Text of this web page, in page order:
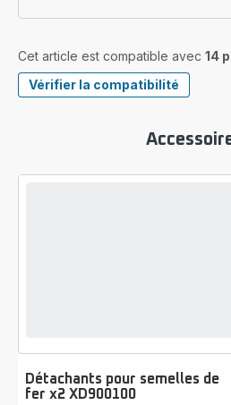
Cet article est compatible avec 14
Vérifier la compatibilité
Détachants pour semelles de
fer x2 XD900100